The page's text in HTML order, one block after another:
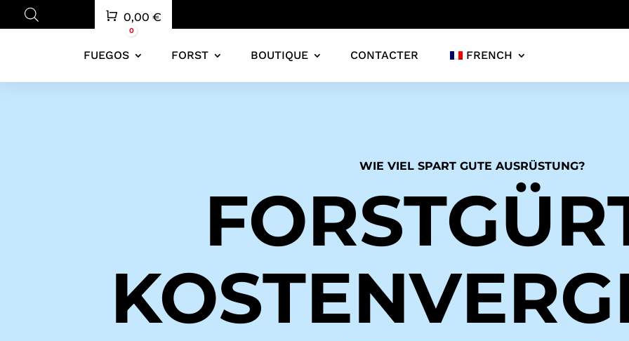
Panier
0
0,00 €
FUEGOS FORST BOUTIQUE CONTACTER FRENCH
WIE VIEL SPART GUTE AUSRÜSTUNG?